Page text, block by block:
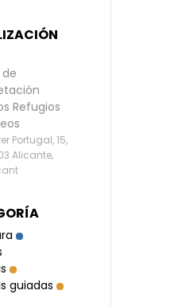
Refugios
Portugal, 15,
Alicante,
guiadas